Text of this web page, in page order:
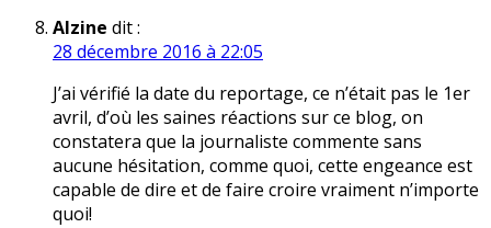
Alzine dit :
28 décembre 2016 à 22:05
J’ai vérifié la date du reportage, ce n’était pas le 1er
avril, d’où les saines réactions sur ce blog, on
constatera que la journaliste commente sans
aucune hésitation, comme quoi, cette engeance est
capable de dire et de faire croire vraiment n’importe
quoi!